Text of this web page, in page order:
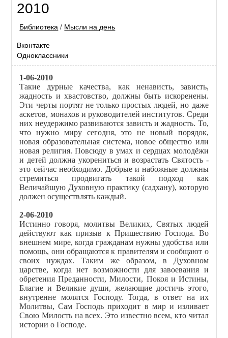
2010
Библиотека / Мысли на день
Вконтакте
Одноклассники
1-06-2010
Такие дурные качества, как ненависть, зависть,
жадность и хвастовство, должны быть искоренены.
Эти черты портят не только простых людей, но даже
аскетов, монахов и руководителей институтов. Среди
них неудержимо развиваются зависть и жадность. То,
что нужно миру сегодня, это не новый порядок,
новая образовательная система, новое общество или
новая религия. Повсюду в умах и сердцах молодёжи
и детей должна укорениться и возрастать Святость -
это сейчас необходимо. Добрые и набожные должны
стремиться продвигать такой подход как
Величайшую Духовную практику (садхану), которую
должен осуществлять каждый.
2-06-2010
Истинно говоря, молитвы Великих, Святых людей
действуют как призыв к Пришествию Господа. Во
внешнем мире, когда гражданам нужны удобства или
помощь, они обращаются к правителям и сообщают о
своих нуждах. Таким же образом, в Духовном
царстве, когда нет возможности для завоевания и
обретения Преданности, Милости, Покоя и Истины,
Благие и Великие души, желающие достичь этого,
внутренне молятся Господу. Тогда, в ответ на их
Молитвы, Сам Господь приходит в мир и изливает
Свою Милость на всех. Это известно всем, кто читал
истории о Господе.